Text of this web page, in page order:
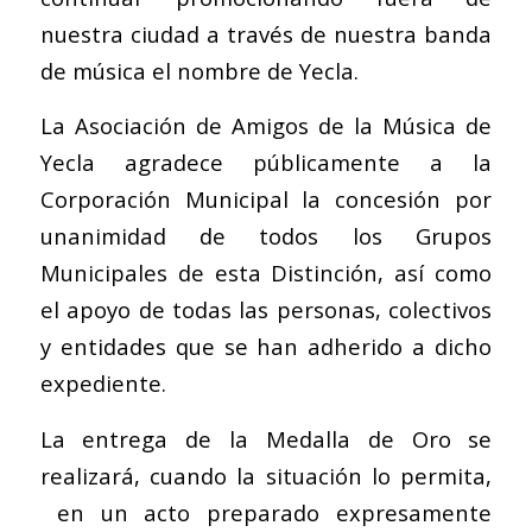
nuestra ciudad a través de nuestra banda
de música el nombre de Yecla.
La Asociación de Amigos de la Música de
Yecla agradece públicamente a la
Corporación Municipal la concesión por
unanimidad de todos los Grupos
Municipales de esta Distinción, así como
el apoyo de todas las personas, colectivos
y entidades que se han adherido a dicho
expediente.
La entrega de la Medalla de Oro se
realizará, cuando la situación lo permita,
en un acto preparado expresamente